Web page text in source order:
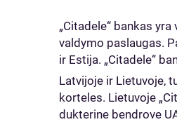
„Citadele“ bankas
valdymo paslaugas.
ir Estija. „Citadele“
Latvijoje ir Lietuvoje,
korteles. Lietuvoje
dukterine bendrove